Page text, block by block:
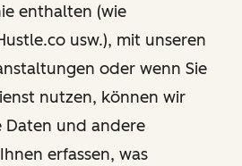
enthalten (wie
usw.), mit unseren
oder wenn Sie
nutzen, können wir
Daten und andere
erfassen, was